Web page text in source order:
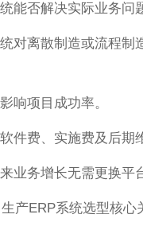
能否解决实际业务问
对离散制造或流程制
响项目成功率。
件费、实施费及后期
业务增长无需更换平
产ERP系统选型核心